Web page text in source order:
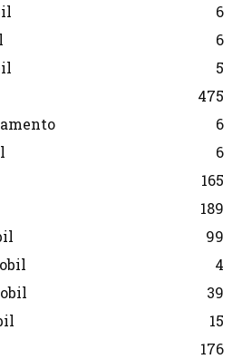
6
6
5
475
6
6
165
189
99
4
39
15
176